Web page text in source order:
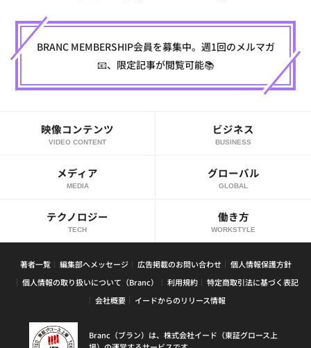
BRANC MEMBERSHIP会員を募集中。週1回のメルマガ
📧、限定記事が閲覧可能📚
映像コンテンツ
VIDEO CONTENT
ビジネス
BUSINESS
メディア
MEDIA
グローバル
GLOBAL
テクノロジー
TECH
働き方
WORKSTYLE
著者一覧 編集部へメッセージ 広告掲載のお問い合わせ
個人情報保護方針
個人情報の取り扱いについて（Branc）
利用規約
特定商取引法に基づく表記
会社概要
イードからのリリース情報
Branc（ブラン）は、株式会社イード（東証グロース上